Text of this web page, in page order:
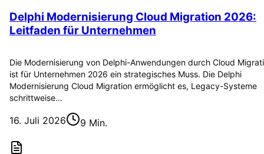
Delphi Modernisierung Cloud Migration 2026:
Leitfaden für Unternehmen
Die Modernisierung von Delphi-Anwendungen durch Cloud
ist für Unternehmen 2026 ein strategisches Muss. Die Delphi
Modernisierung Cloud Migration ermöglicht es, Legacy-Systeme
schrittweise…
16. Juli 2026 9 Min.